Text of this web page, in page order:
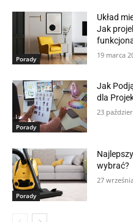
Porady
Układ
Jak
19 marca
Porady
Jak
dla
23
Porady
wybrać?
27